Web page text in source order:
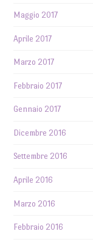
Maggio 2017
Aprile 2017
Marzo 2017
Febbraio 2017
Gennaio 2017
Dicembre 2016
Settembre 2016
Aprile 2016
Marzo 2016
Febbraio 2016